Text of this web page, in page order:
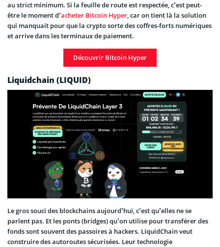
au strict minimum. Si la feuille de route est respectée, c’est peut-
être le moment d’acheter Bitcoin Hyper, car on tient là la solution
qui manquait pour que la crypto sorte des coffres-forts numériques
et arrive dans les terminaux de paiement.
Découvrir Bitcoin Hyper
Liquidchain (LIQUID)
Le gros souci des blockchains aujourd’hui, c’est qu’elles ne se
parlent pas. Et les ponts (bridges) qu’on utilise pour transférer des
fonds sont souvent des passoires à hackers. LiquidChain veut
construire des autoroutes sécurisées. Leur technologie